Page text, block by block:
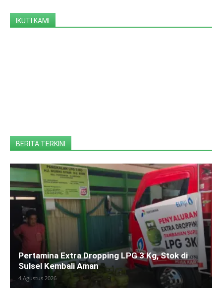
IKUTI KAMI
BERITA TERKINI
Pertamina Extra Dropping LPG 3 Kg, Stok di
Sulsel Kembali Aman
4 Agustus 2026